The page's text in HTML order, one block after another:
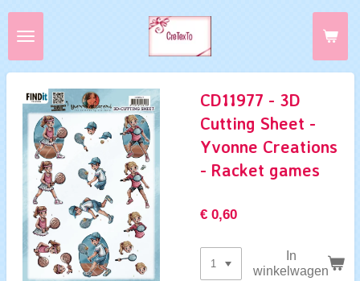
Ga
direct
de
hoofdinhoud
CD11977 - 3D
Cutting Sheet -
Yvonne Creations
- Racket games
€ 0,60
In
winkelwagen